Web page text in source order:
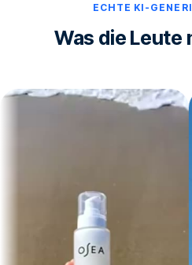
ECHTE KI-
Was die Leute